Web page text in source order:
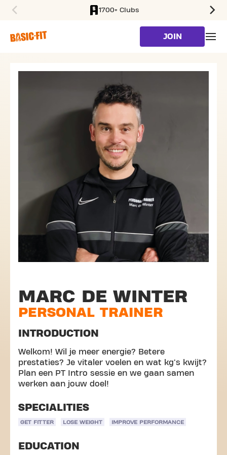
1700+ Clubs
JOIN
MARC DE WINTER
PERSONAL TRAINER
INTRODUCTION
Welkom! Wil je meer energie? Betere
prestaties? Je vitaler voelen en wat kg's kwijt?
Plan een PT Intro sessie en we gaan samen
werken aan jouw doel!
SPECIALITIES
GET FITTER LOSE WEIGHT IMPROVE PERFORMANCE
EDUCATION